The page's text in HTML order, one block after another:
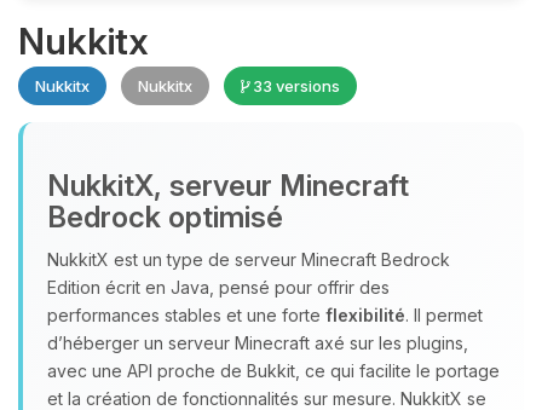
Nukkitx
Nukkitx Nukkitx 33 versions
NukkitX, serveur Minecraft
Bedrock optimisé
NukkitX est un type de serveur Minecraft Bedrock
Edition écrit en Java, pensé pour offrir des
performances stables et une forte flexibilité. Il permet
d’héberger un serveur Minecraft axé sur les plugins,
avec une API proche de Bukkit, ce qui facilite le portage
et la création de fonctionnalités sur mesure. NukkitX se
Youpi, enfin quelqu’un pour me
parler ! Moi c’est Choupy, ton petit
assistant BoxToPlay. Dis-moi ce dont
tu as besoin et je vais remuer mes
petits circuits pour t’aider.